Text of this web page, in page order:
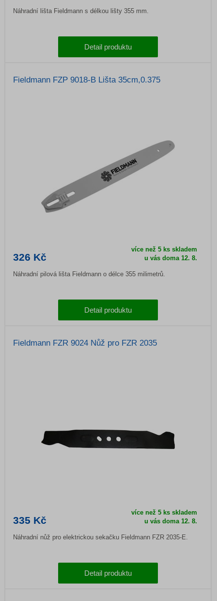
Náhradní lišta Fieldmann s délkou lišty 355 mm.
Detail produktu
Fieldmann FZP 9018-B Lišta 35cm,0.375
326 Kč
více než 5 ks skladem
u vás doma12. 8.
Náhradní pilová lišta Fieldmann o délce 355 milimetrů.
Detail produktu
Fieldmann FZR 9024 Nůž pro FZR 2035
335 Kč
více než 5 ks skladem
u vás doma12. 8.
Náhradní nůž pro elektrickou sekačku Fieldmann FZR 2035-E.
Detail produktu